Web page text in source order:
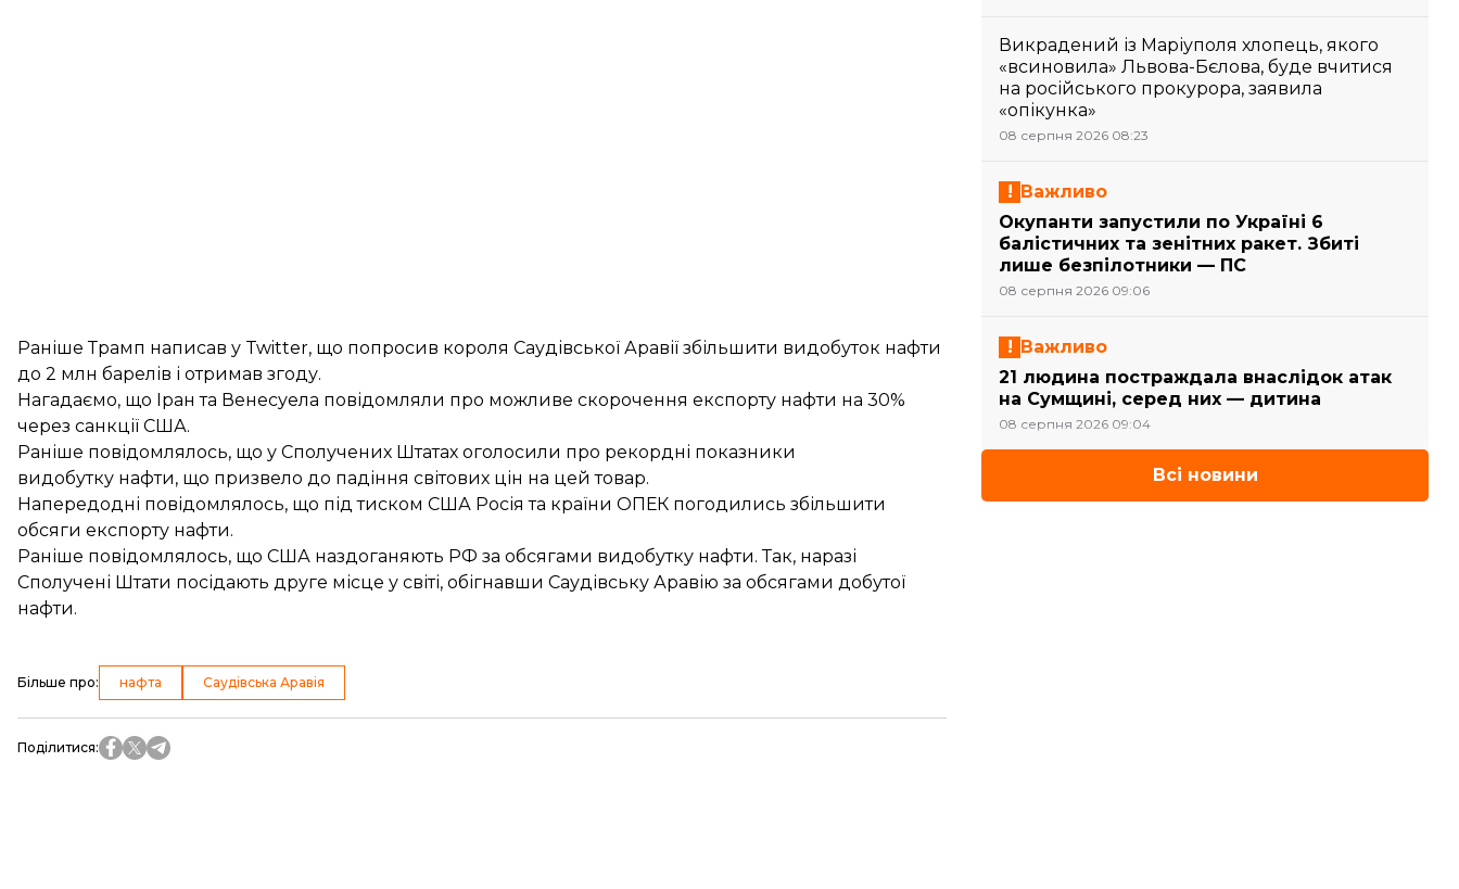
Раніше Трамп написав у Twitter, що попросив короля Саудівської Аравії збільшити видобуток нафти
до 2 млн барелів і отримав згоду.
Нагадаємо, що Іран та Венесуела повідомляли про можливе скорочення експорту нафти на 30%
через санкції США.
Раніше повідомлялось, що у Сполучених Штатах оголосили про рекордні показники
видобутку нафти, що призвело до падіння світових цін на цей товар.
Напередодні повідомлялось, що під тиском США Росія та країни ОПЕК погодились збільшити
обсяги експорту нафти.
Раніше повідомлялось, що США наздоганяють РФ за обсягами видобутку нафти. Так, наразі
Сполучені Штати посідають друге місце у світі, обігнавши Саудівську Аравію за обсягами добутої
нафти.
Більше про: нафта Саудівська Аравія
Поділитися:
Викрадений із Маріуполя хлопець, якого
«всиновила» Львова-Бєлова, буде вчитися
на російського прокурора, заявила
«опікунка»
08 серпня 2026 08:23
Важливо
Окупанти запустили по Україні 6
балістичних та зенітних ракет. Збиті
лише безпілотники — ПС
08 серпня 2026 09:06
Важливо
21 людина постраждала внаслідок атак
на Сумщині, серед них — дитина
08 серпня 2026 09:04
Всі новини